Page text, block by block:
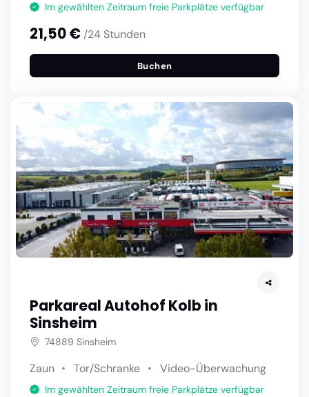
Im gewählten Zeitraum freie Parkplätze verfügbar
21,50 € /24 Stunden
Buchen
Parkareal Autohof Kolb in
Sinsheim
74889 Sinsheim
Zaun Tor/Schranke Video-Überwachung
Im gewählten Zeitraum freie Parkplätze verfügbar